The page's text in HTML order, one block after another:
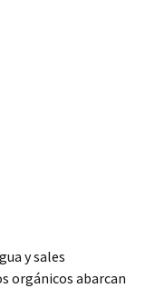
y sales
orgánicos abarcan